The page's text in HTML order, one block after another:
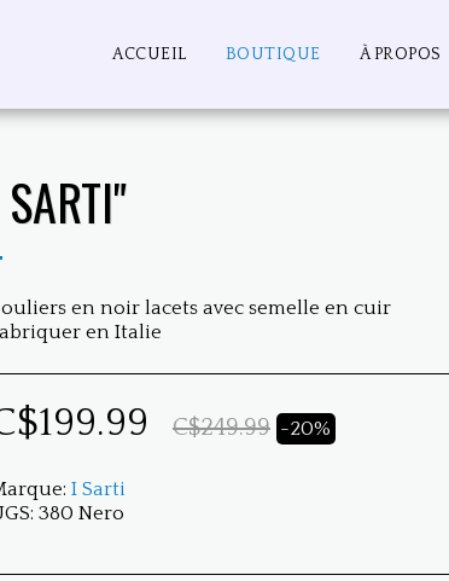
ACCUEIL BOUTIQUE À PROPOS
en noir lacets avec semelle en cuir
en Italie
199.99 C$249.99 -20%
I Sarti
380 Nero